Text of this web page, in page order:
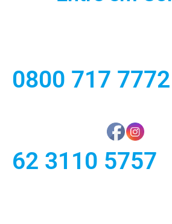
0800 717 7772
62 3110 5757